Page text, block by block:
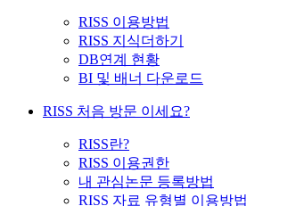
RISS 이용방법
RISS 지식더하기
DB연계 현황
BI 및 배너 다운로드
RISS 처음 방문 이세요?
RISS란?
RISS 이용권한
내 관심논문 등록방법
RISS 자료 유형별 이용방법